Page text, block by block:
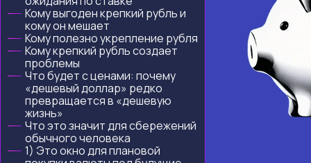
Кому выгоден крепкий рубль и
кому он мешает
Кому полезно укрепление рубля
Кому крепкий рубль создает
проблемы
Что будет с ценами: почему
«дешевый доллар» редко
превращается в «дешевую
жизнь»
Что это значит для сбережений
обычного человека
1) Это окно для плановой